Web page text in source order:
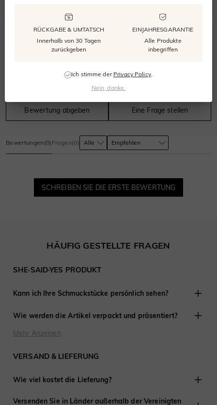
0.0
Bewertung abgeben Eine Frage stellen
Bewertungen (0) Fragen(0)
SCHREIBEN SIE DIE ERSTE BEWERTUNG
HÄUFIG GESTELLTE FRAGEN
SHE·SAID·YES PRODUKT
Kann ich Ihre Schmuckstücke persönlich sehen?
Obwohl wir keine Einzelhandelsgeschäfte anderswo haben,
sind wir erfahren darin, mit Kunden aus der Ferne zu
arbeiten und haben an Tausenden von Verlobungen und
Hochzeiten auf der ganzen Welt teilgenommen.
Wie werden die Artikel verpackt und präsentiert?
Bei SHE·SAID·YES ist die Präsentation entscheidend, daher
Schmuck von uns kaufen. Jede Bestellung wird fertig zum
Mehr Anzeigen
VERSAND & LIEFERUNG
Wie viel kostet die Lieferung?
Wir bieten kostenlosen Versand in die Vereinigten Staaten
Versenden Sie in Länder außerhalb der Vereinigten
RÜCKGABE & UMTATSCH
Innerhalb von 30 Tagen
zurückgeben
EINJAHRESGARANTIE
Alle Produkte
inbegriffen
Ich stimme der Privacy Policy.
Nein, danke.